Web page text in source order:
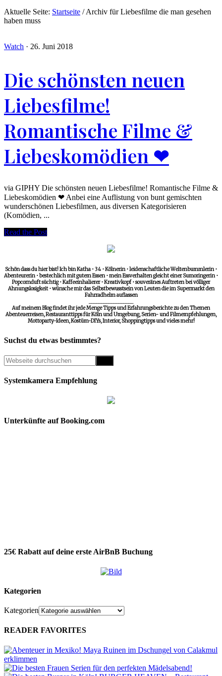
Aktuelle Seite: Startseite /Archiv für Liebesfilme die man gesehen
haben muss
Watch · 26. Juni 2018
Die schönsten neuen
Liebesfilme!
Romantische Filme &
Liebeskomödien ❤
via GIPHY Die schönsten neuen Liebesfilme! Romantische Filme &
Liebeskomödien ❤ Anbei eine Auflistung von bunt gemischten
wunderschönen Liebesfilmen, aus diversen Kategorisieren
(Komödien, ...
Read the Post
Schön dass du hier bist! Ich bin Katha • 34 • Kölnerin • leidenschaftliche Weltenbummlerin •
Abenteurerin • bestechlich mit gutem Essen • mein Essverhalten gleicht einer Sumoringerin •
Popcornduft süchtig • Kaffeeinhalierer • Kreativkopf • souveränes Auftreten bei völliger
Ahnungslosigkeit • wünsche mir das Selbstbewusstsein von Leuten die im Supermarkt den
Fahrradhelm auflassen
__________________
Auf meinem Blog findet ihr jede Menge Tipps und Erfahrungsberichte zu den Themen
Abenteuerreisen, Restauranttipps für Köln und Umgebung, Serien- und Filmempfehlungen,
Mottoparty-Ideen, Kostüm-DIYs, Interior, Shoppingtipps und vieles mehr!
Suchst du etwas bestimmtes?
Systemkamera Empfehlung
Unterkünfte auf Booking.com
25€ Rabatt auf deine erste AirBnB Buchung
Kategorien
Kategorien
READER FAVORITES